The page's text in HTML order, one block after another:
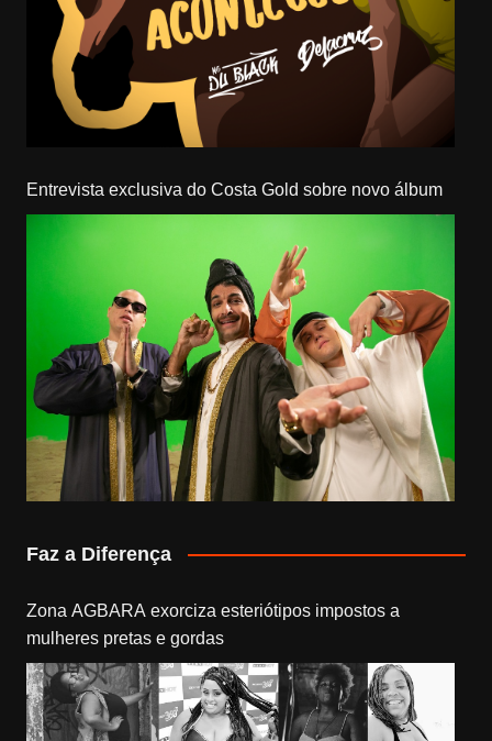
Entrevista exclusiva do Costa Gold sobre novo álbum
Faz a Diferença
Zona AGBARA exorciza esteriótipos impostos a
mulheres pretas e gordas